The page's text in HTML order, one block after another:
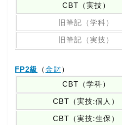
CBT（実技）
旧筆記（学科）
旧筆記（実技）
FP2級 （金財）
CBT（学科）
CBT（実技:個人）
CBT（実技:生保）